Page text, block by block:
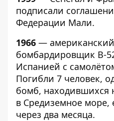
подписали
Федерации Мали.
1966 — американский
бомбардировщик B-
Испанией с
Погибли 7 человек,
бомб, находившихся
в Средиземное
через два месяца.